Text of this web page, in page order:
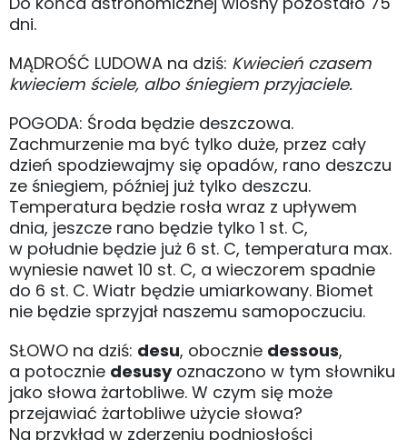
dni.
MĄDROŚĆ LUDOWA na dziś: Kwiecień czasem
kwieciem ściele, albo śniegiem przyjaciele.
POGODA: Środa będzie deszczowa.
Zachmurzenie ma być tylko duże, przez cały
dzień spodziewajmy się opadów, rano deszczu
ze śniegiem, później już tylko deszczu.
Temperatura będzie rosła wraz z upływem
dnia, jeszcze rano będzie tylko 1 st. C,
w południe będzie już 6 st. C, temperatura max.
wyniesie nawet 10 st. C, a wieczorem spadnie
do 6 st. C. Wiatr będzie umiarkowany. Biomet
nie będzie sprzyjał naszemu samopoczuciu.
SŁOWO na dziś: desu, obocznie dessous,
a potocznie desusyoznaczono w tym słowniku
jako słowa żartobliwe. W czym się może
przejawiać żartobliwe użycie słowa?
Na przykład w zderzeniu podniosłości